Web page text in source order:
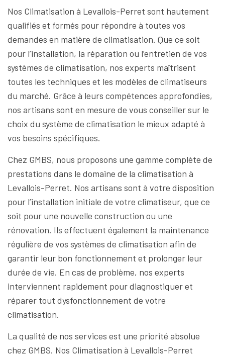
Nos Climatisation à Levallois-Perret sont hautement
qualifiés et formés pour répondre à toutes vos
demandes en matière de climatisation. Que ce soit
pour l’installation, la réparation ou l’entretien de vos
systèmes de climatisation, nos experts maîtrisent
toutes les techniques et les modèles de climatiseurs
du marché. Grâce à leurs compétences approfondies,
nos artisans sont en mesure de vous conseiller sur le
choix du système de climatisation le mieux adapté à
vos besoins spécifiques.
Chez GMBS, nous proposons une gamme complète de
prestations dans le domaine de la climatisation à
Levallois-Perret. Nos artisans sont à votre disposition
pour l’installation initiale de votre climatiseur, que ce
soit pour une nouvelle construction ou une
rénovation. Ils effectuent également la maintenance
régulière de vos systèmes de climatisation afin de
garantir leur bon fonctionnement et prolonger leur
durée de vie. En cas de problème, nos experts
interviennent rapidement pour diagnostiquer et
réparer tout dysfonctionnement de votre
climatisation.
La qualité de nos services est une priorité absolue
chez GMBS. Nos Climatisation à Levallois-Perret